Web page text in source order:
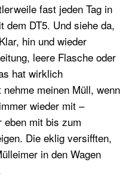
fast jeden Tag in
dem DT5. Und siehe da,
hin und wieder
leere Flasche oder
hat wirklich
meinen Müll, wenn
wieder mit –
eben mit bis zum
Die eklig versifften,
in den Wagen